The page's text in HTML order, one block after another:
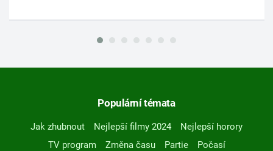
Populární témata
Jak zhubnout Nejlepší filmy 2024
Nejlepší horory
TV program
Změna času Partie
Počasí